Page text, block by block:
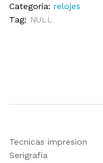
Categoría: relojes
Tag: NULL
Tecnicas impresion
Serigrafía